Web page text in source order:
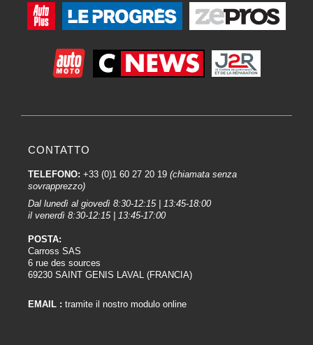
CONTATTO
TELEFONO: +33 (0)1 60 27 20 19 (chiamata senza
sovrapprezzo)
Dal lunedì al giovedì 8:30-12:15 | 13:45-18:00
il venerdì 8:30-12:15 | 13:45-17:00
POSTA:
Carross SAS
6 rue des sources
69230 SAINT GENIS LAVAL (FRANCIA)
EMAIL : tramite il nostro modulo online